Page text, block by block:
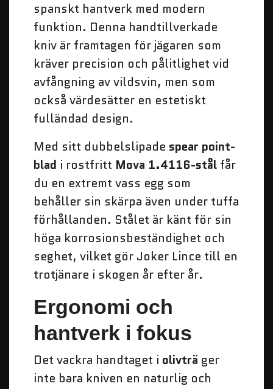
spanskt hantverk med modern
funktion. Denna handtillverkade
kniv är framtagen för jägaren som
kräver precision och pålitlighet vid
avfångning av vildsvin, men som
också värdesätter en estetiskt
fulländad design.
Med sitt dubbelslipade spear point-
blad i rostfritt Mova 1.4116-stål får
du en extremt vass egg som
behåller sin skärpa även under tuffa
förhållanden. Stålet är känt för sin
höga korrosionsbeständighet och
seghet, vilket gör Joker Lince till en
trotjänare i skogen år efter år.
Ergonomi och
hantverk i fokus
Det vackra handtaget i olivträ ger
inte bara kniven en naturlig och